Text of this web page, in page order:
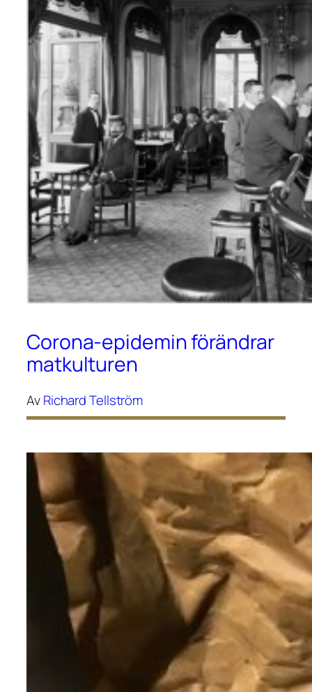
Corona-epidemin förändrar
matkulturen
AvRichard Tellström